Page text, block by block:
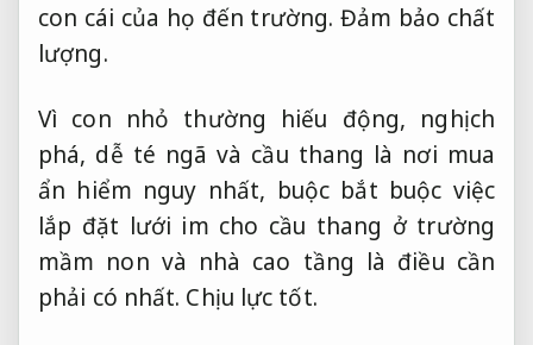
con cái của họ đến trường. Đảm bảo chất
lượng.
Vì con nhỏ thường hiếu động, nghịch
phá, dễ té ngã và cầu thang là nơi mua
ẩn hiểm nguy nhất, buộc bắt buộc việc
lắp đặt lưới im cho cầu thang ở trường
mầm non và nhà cao tầng là điều cần
phải có nhất. Chịu lực tốt.